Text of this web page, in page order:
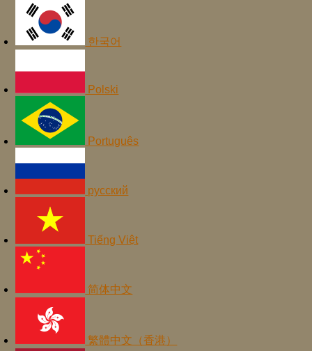
한국어
Polski
Português
русский
Tiếng Việt
简体中文
繁體中文（香港）